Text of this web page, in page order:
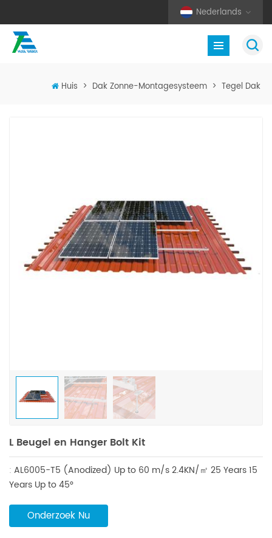
Nederlands
Huis > Dak Zonne-Montagesysteem > Tegel Dak
L Beugel en Hanger Bolt Kit
: AL6005-T5 (Anodized) Up to 60 m/s2.4KN/㎡ 25 Years15
Years Up to 45°
Onderzoek Nu